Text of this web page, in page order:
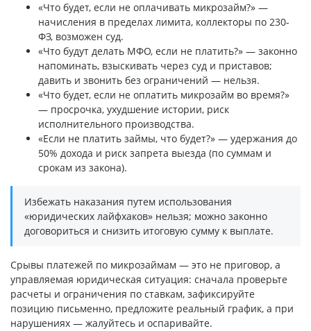
«Что будет, если не оплачивать микрозайм?» —
начисления в пределах лимита, коллекторы по 230-
ФЗ, возможен суд.
«Что будут делать МФО, если не платить?» — законно
напоминать, взыскивать через суд и приставов;
давить и звонить без ограничений — нельзя.
«Что будет, если не оплатить микрозайм во время?»
— просрочка, ухудшение истории, риск
исполнительного производства.
«Если не платить займы, что будет?» — удержания до
50% дохода и риск запрета выезда (по суммам и
срокам из закона).
Избежать наказания путем использования
«юридических лайфхаков» нельзя; можно законно
договориться и снизить итоговую сумму к выплате.
Срывы платежей по микрозаймам — это не приговор, а
управляемая юридическая ситуация: сначала проверьте
расчеты и ограничения по ставкам, зафиксируйте
позицию письменно, предложите реальный график, а при
нарушениях — жалуйтесь и оспаривайте.